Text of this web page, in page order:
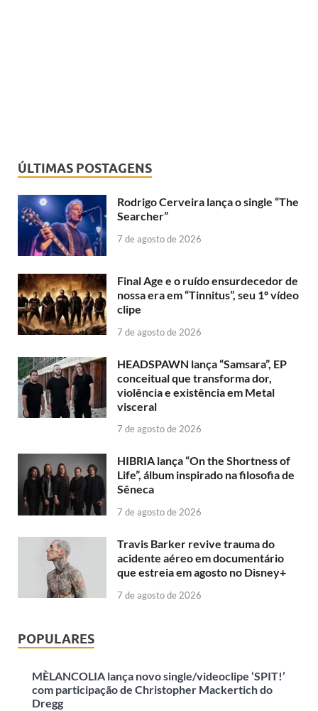
ÚLTIMAS POSTAGENS
Rodrigo Cerveira lança o single “The
Searcher”
7 de agosto de 2026
Final Age e o ruído ensurdecedor de
nossa era em “Tinnitus”, seu 1º vídeo
clipe
7 de agosto de 2026
HEADSPAWN lança “Samsara”, EP
conceitual que transforma dor,
violência e existência em Metal
visceral
7 de agosto de 2026
HIBRIA lança “On the Shortness of
Life”, álbum inspirado na filosofia de
Sêneca
7 de agosto de 2026
Travis Barker revive trauma do
acidente aéreo em documentário
que estreia em agosto no Disney+
7 de agosto de 2026
POPULARES
MÈLANCOLIA lança novo single/videoclipe ‘SPIT!’
com participação de Christopher Mackertich do
Dregg